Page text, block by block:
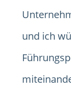
und ich